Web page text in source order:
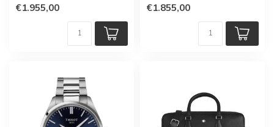
€1.955,00 €1.855,00